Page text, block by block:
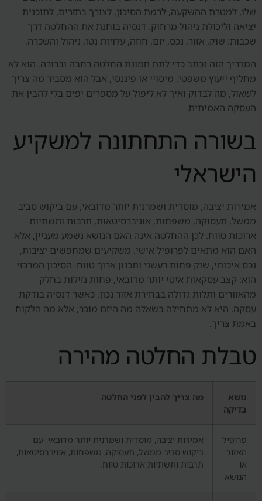
שלו, למטרת ההשקעה, לרמת הסיכון, לצורך בתזרים, לתוכנית
יציאה וליכולת ניהול מרחוק. דנסיה בוחנת את ההחלטה דרך
שכבות: שוק, אזור, נכס, יזם, חוזה, עלויות נטו, ניהול והשכרה.
המדריך הזה נכתב כדי לתת תמונת החלטה רחבה וברורה. הוא לא
מחליף ייעוץ משפטי, מיסויי או פיננסי, אבל הוא מסביר מה צריך
לשאול, מה לבדוק ואיך לא ליפול על מספרים יפים בלי להבין את
העסקה האמיתית.
בשורה התחתונה למשקיע
הישראלי
אמירות יציבה, מוסדית ושמרנית יותר מדובאי, עם ביקוש סביב
ממשל, תעסוקה, משפחות, אוניברסיטאות, תרבות ותשתיות
ארוכות טווח. לכן ההחלטה אינה האם הנושא נשמע מעניין, אלא
האם הוא מתאים לפרופיל אישי. משקיעים שמחפשים יציבות,
נכס איכותי, שוק פחות רעשני ותכנון ארוך טווח. הסיכון המרכזי
הוא: קצב עסקאות איטי יותר מדובאי, פחות נזילות בחלק
מהאזורים ותלות גדולה בבחירת אזור נכון. כאשר דנסיה בודקת
עסקה, היא לא מתחילה בשאלה מה היזם מוכר, אלא מה הלקוח
באמת צריך.
טבלת החלטה מהירה
נושא
בדיקה
מה צריך להבין לפני החלטה
פרופיל
האזור
או
הנושא
אמירות יציבה, מוסדית ושמרנית יותר מדובאי, עם
ביקוש סביב ממשל, תעסוקה, משפחות, אוניברסיטאות,
תרבות ותשתיות ארוכות טווח.